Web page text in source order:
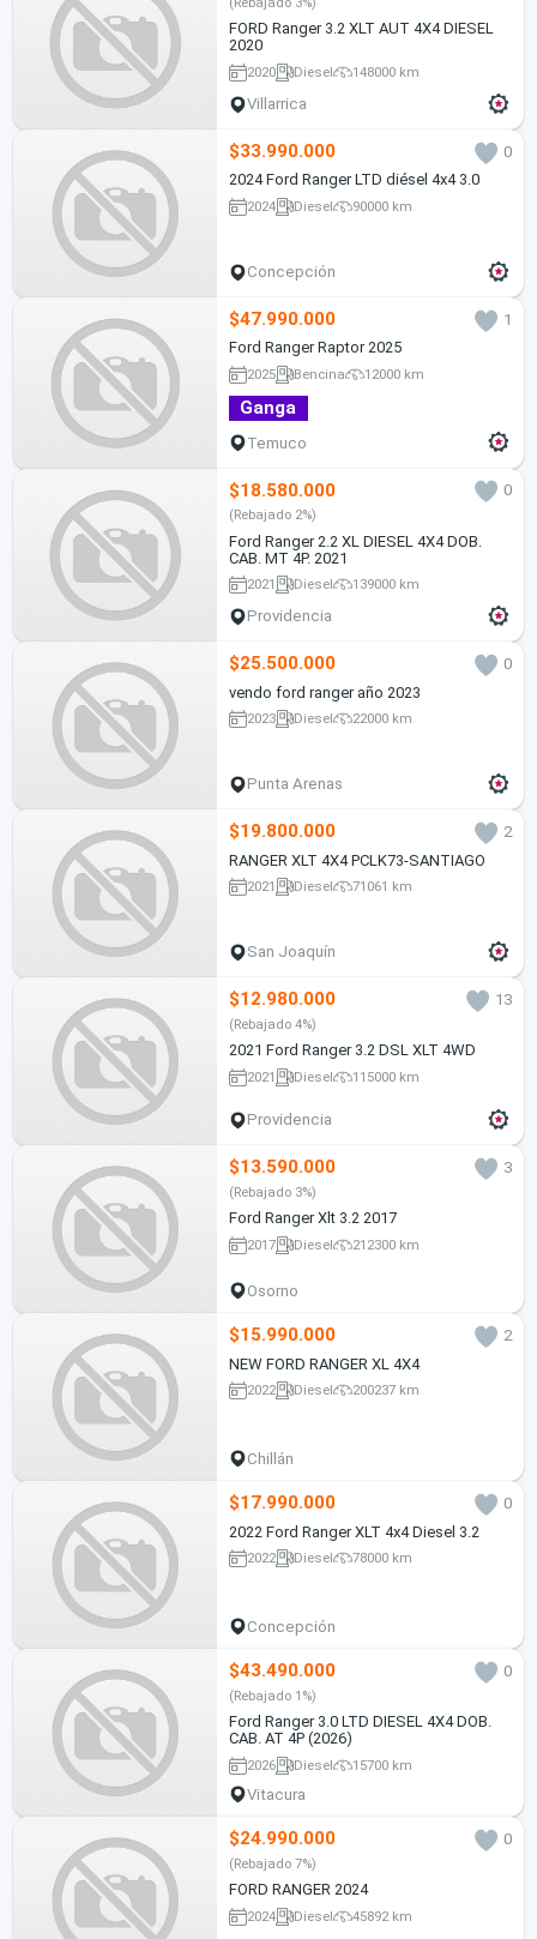
FORD Ranger 3.2 XLT AUT 4X4 DIESEL
2020
2020 Diesel 148000 km
Villarrica
$33.990.000
0
2024 Ford Ranger LTD diésel 4x4 3.0
2024 Diesel 90000 km
Concepción
$47.990.000
1
Ford Ranger Raptor 2025
2025 Bencina 12000 km
Ganga
Temuco
$18.580.000 0
(Rebajado 2%)
Ford Ranger 2.2 XL DIESEL 4X4 DOB.
CAB. MT 4P. 2021
2021 Diesel 139000 km
Providencia
$25.500.000
0
vendo ford ranger año 2023
2023 Diesel 22000 km
Punta Arenas
$19.800.000
2
RANGER XLT 4X4 PCLK73-SANTIAGO
2021 Diesel 71061 km
San Joaquín
$12.980.000 13
(Rebajado 4%)
2021 Ford Ranger 3.2 DSL XLT 4WD
2021 Diesel 115000 km
Providencia
$13.590.000 3
(Rebajado 3%)
Ford Ranger Xlt 3.2 2017
2017 Diesel 212300 km
Osorno
$15.990.000
2
NEW FORD RANGER XL 4X4
2022 Diesel 200237 km
Chillán
$17.990.000
0
2022 Ford Ranger XLT 4x4 Diesel 3.2
2022 Diesel 78000 km
Concepción
$43.490.000 0
(Rebajado 1%)
Ford Ranger 3.0 LTD DIESEL 4X4 DOB.
CAB. AT 4P (2026)
2026 Diesel 15700 km
Vitacura
$24.990.000 0
(Rebajado 7%)
FORD RANGER 2024
2024 Diesel 45892 km